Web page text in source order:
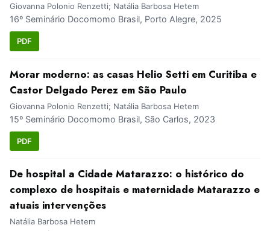
Giovanna Polonio Renzetti; Natália Barbosa Hetem
16º Seminário Docomomo Brasil, Porto Alegre, 2025
PDF
Morar moderno: as casas Helio Setti em Curitiba e
Castor Delgado Perez em São Paulo
Giovanna Polonio Renzetti; Natália Barbosa Hetem
15º Seminário Docomomo Brasil, São Carlos, 2023
PDF
De hospital a Cidade Matarazzo: o histórico do
complexo de hospitais e maternidade Matarazzo e
atuais intervenções
Natália Barbosa Hetem